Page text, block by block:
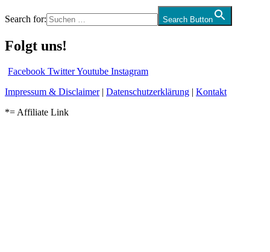
Search for: Search Button
Folgt uns!
Facebook TwitterYoutube Instagram
Impressum & Disclaimer| Datenschutzerklärung | Kontakt
*= Affiliate Link